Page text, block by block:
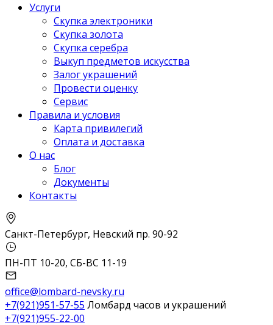
Услуги
Скупка электроники
Скупка золота
Скупка серебра
Выкуп предметов искусства
Залог украшений
Провести оценку
Сервис
Правила и условия
Карта привилегий
Оплата и доставка
О нас
Блог
Документы
Контакты
Санкт-Петербург, Невский пр. 90-92
ПН-ПТ 10-20, СБ-ВС 11-19
office@lombard-nevsky.ru
+7(921)951-57-55 Ломбард часов и украшений
+7(921)955-22-00